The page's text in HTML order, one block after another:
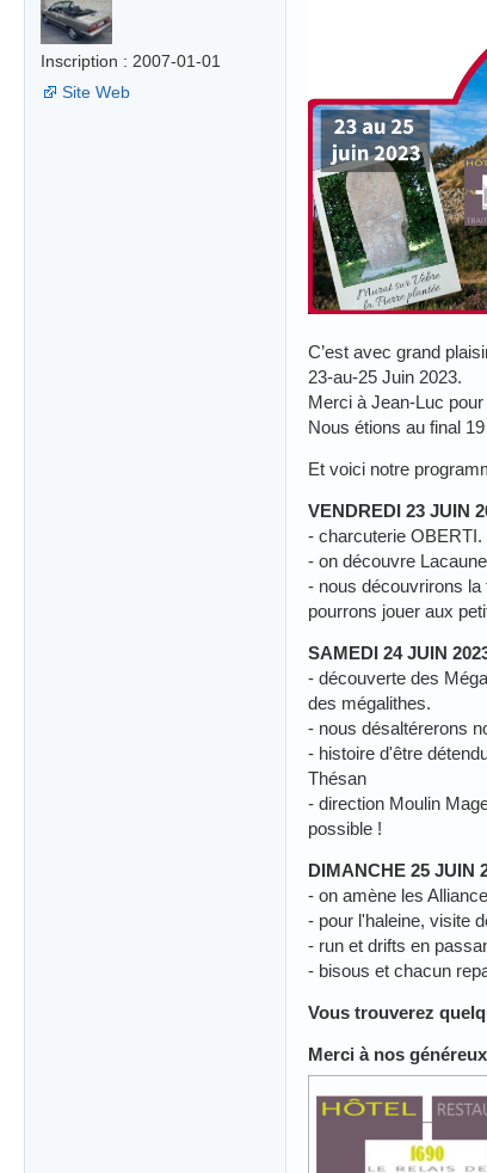
Inscription : 2007-01-01
Site Web
C’est avec grand
23-au-25 Juin 2023.
Merci à Jean-Luc
Nous étions au final
Et voici notre
VENDREDI 23 JUIN
- charcuterie
- on découvre
- nous découvrirons la
pourrons jouer aux
SAMEDI 24 JUIN
- découverte des
des mégalithes.
- nous désaltérerons
- histoire d'être
Thésan
- direction Moulin
possible !
DIMANCHE 25 JUIN
- on amène les
- pour l'haleine, visite
- run et drifts en
- bisous et chacun
Vous trouverez
Merci à nos